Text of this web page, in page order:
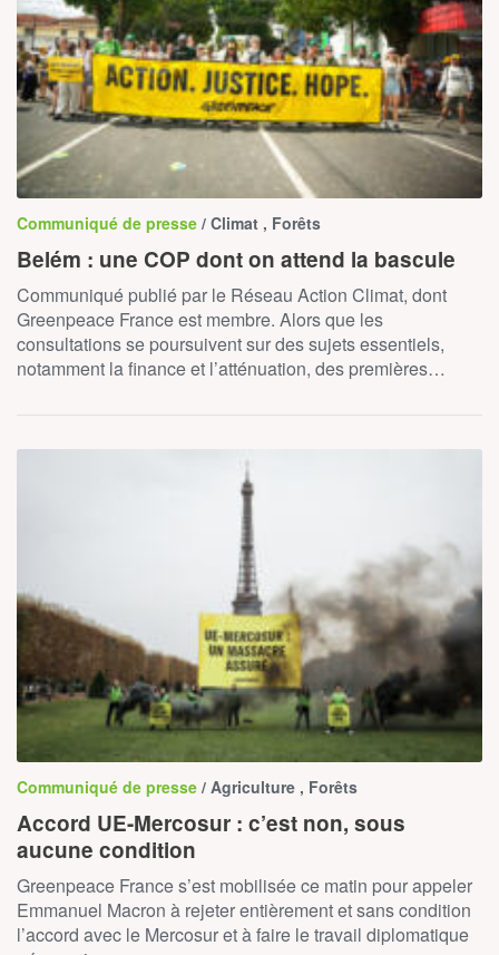
Communiqué de presse / Climat , Forêts
Belém : une COP dont on attend la bascule
Communiqué publié par le Réseau Action Climat, dont
Greenpeace France est membre. Alors que les
consultations se poursuivent sur des sujets essentiels,
notamment la finance et l’atténuation, des premières…
Communiqué de presse / Agriculture , Forêts
Accord UE-Mercosur : c’est non, sous
aucune condition
Greenpeace France s’est mobilisée ce matin pour appeler
Emmanuel Macron à rejeter entièrement et sans condition
l’accord avec le Mercosur et à faire le travail diplomatique